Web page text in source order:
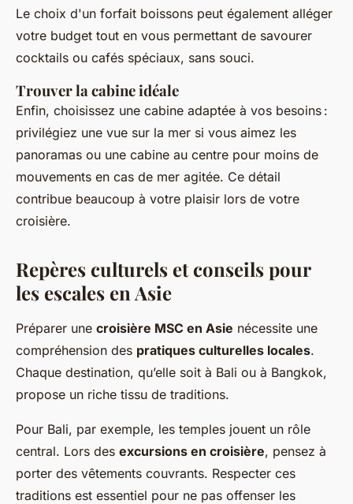
Le choix d'un forfait boissons peut également alléger
votre budget tout en vous permettant de savourer
cocktails ou cafés spéciaux, sans souci.
Trouver la cabine idéale
Enfin, choisissez une cabine adaptée à vos besoins :
privilégiez une vue sur la mer si vous aimez les
panoramas ou une cabine au centre pour moins de
mouvements en cas de mer agitée. Ce détail
contribue beaucoup à votre plaisir lors de votre
croisière.
Repères culturels et conseils pour
les escales en Asie
Préparer une croisière MSC en Asie nécessite une
compréhension des pratiques culturelles locales.
Chaque destination, qu’elle soit à Bali ou à Bangkok,
propose un riche tissu de traditions.
Pour Bali, par exemple, les temples jouent un rôle
central. Lors des excursions en croisière, pensez à
porter des vêtements couvrants. Respecter ces
traditions est essentiel pour ne pas offenser les